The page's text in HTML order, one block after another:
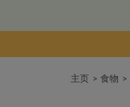
主页 食物